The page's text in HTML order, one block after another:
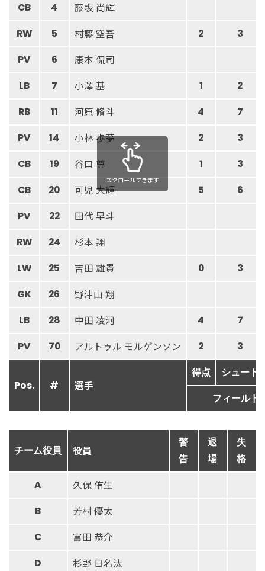
CB 4 藤坂 尚輝
RW 5 村藤 空吾 2 3
PV 6 康本 侃司
LB 7 小澤 基 1 2
RB 11 河原 脩斗 4 7
PV 14 小林 歩夢 2 3
CB 19 谷口 尊 1 3
CB 20 可児 大輝 5 6
PV 22 田代 早斗
RW 24 杉本 翔
LW 25 吉田 雄貴 0 3
GK 26 野津山 翔
LB 28 中田 凌河 4 7
PV 70 アルトゥル モルゲンソン 2 3
Pos. # 選手
得点 シュート
フィールド
スクロールできます
チーム役員 役員
警
告
退
場
失
格
A 久保 侑生
B 芳村 優太
C 富田 恭介
D 杉野 日名汰